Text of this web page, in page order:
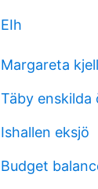
EIh
Margareta
Täby enskilda
Ishallen eksjö
Budget